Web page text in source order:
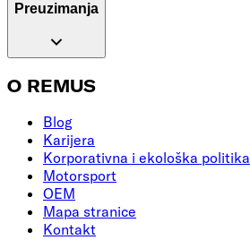
Preuzimanja
O REMUS
Blog
Karijera
Korporativna i ekološka politika
Motorsport
OEM
Mapa stranice
Kontakt